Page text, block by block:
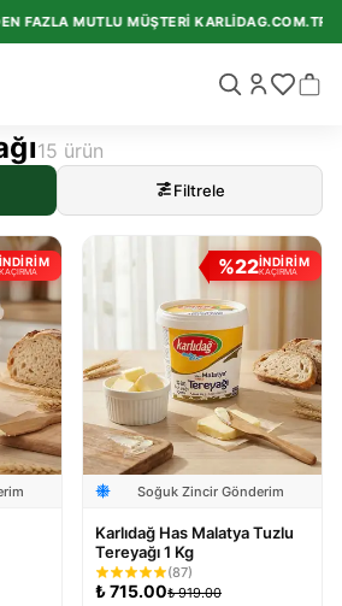
FAZLA MUTLU MÜŞTERI KARLIDAG.COM.TR'I
15 ürün
Filtrele
İNDİRİM
KAÇIRMA %22İNDİRİM
KAÇIRMA
Soğuk Zincir Gönderim
Karlıdağ Has Malatya Tuzlu
Tereyağı 1 Kg
(87)
₺715.00₺ 919.00